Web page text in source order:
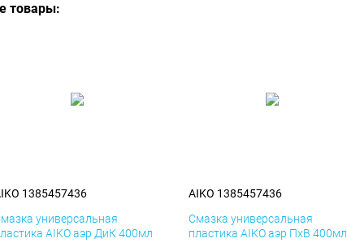
товары:
1385457436
универсальная
AIKO аэр ДиК 400мл
AIKO 1385457436
Смазка универсальная
пластика AIKO аэр ПхВ 400мл